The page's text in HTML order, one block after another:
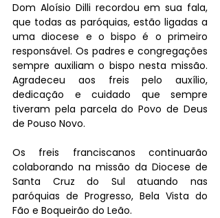
Dom Aloísio Dilli recordou em sua fala,
que todas as paróquias, estão ligadas a
uma diocese e o bispo é o primeiro
responsável. Os padres e congregações
sempre auxiliam o bispo nesta missão.
Agradeceu aos freis pelo auxílio,
dedicação e cuidado que sempre
tiveram pela parcela do Povo de Deus
de Pouso Novo.
Os freis franciscanos continuarão
colaborando na missão da Diocese de
Santa Cruz do Sul atuando nas
paróquias de Progresso, Bela Vista do
Fão e Boqueirão do Leão.